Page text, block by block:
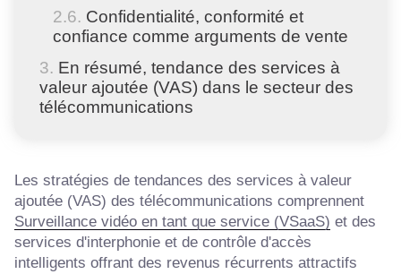
Confidentialité, conformité et
confiance comme arguments de vente
En résumé, tendance des services à
valeur ajoutée (VAS) dans le secteur des
télécommunications
Les stratégies de tendances des services à valeur
ajoutée (VAS) des télécommunications comprennent
Surveillance vidéo en tant que service (VSaaS) et des
services d'interphonie et de contrôle d'accès
intelligents offrant des revenus récurrents attractifs